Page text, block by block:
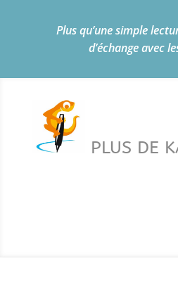
Plus qu’une simple
d’échange avec
PLUS DE